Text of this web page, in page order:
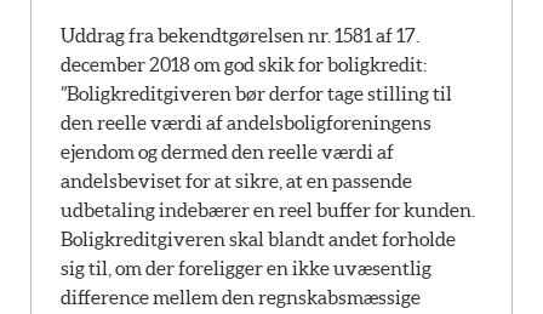
Uddrag fra bekendtgørelsen nr. 1581 af 17.
december 2018 om god skik for boligkredit:
”Boligkreditgiveren bør derfor tage stilling til
den reelle værdi af andelsboligforeningens
ejendom og dermed den reelle værdi af
andelsbeviset for at sikre, at en passende
udbetaling indebærer en reel buffer for kunden.
Boligkreditgiveren skal blandt andet forholde
sig til, om der foreligger en ikke uvæsentlig
difference mellem den regnskabsmæssige